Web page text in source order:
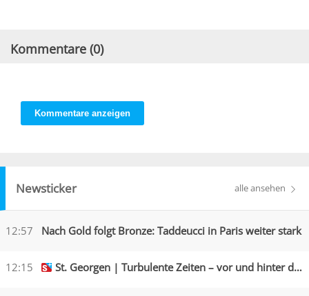
Kommentare (0)
Kommentare anzeigen
Newsticker alle ansehen
12:57 Nach Gold folgt Bronze: Taddeucci in Paris weiter stark
12:15 St. Georgen | Turbulente Zeiten – vor und hinter den Kulissen